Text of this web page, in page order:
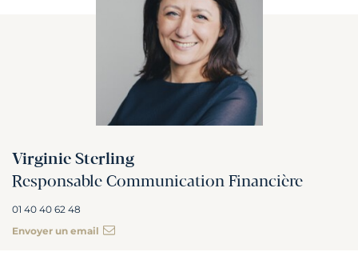
Virginie Sterling
Responsable Communication Financière
01 40 40 62 48
Envoyer un email